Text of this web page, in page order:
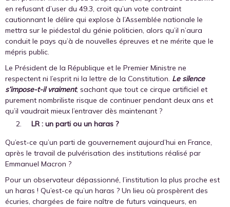
en refusant d’user du 49.3, croit qu’un vote contraint
cautionnant le délire qui explose à l’Assemblée nationale le
mettra sur le piédestal du génie politicien, alors qu’il n’aura
conduit le pays qu’à de nouvelles épreuves et ne mérite que le
mépris public.
Le Président de la République et le Premier Ministre ne
respectent ni l’esprit ni la lettre de la Constitution. Le silence
s’impose-t-il vraiment, sachant que tout ce cirque artificiel et
purement nombriliste risque de continuer pendant deux ans et
qu’il vaudrait mieux l’entraver dès maintenant ?
LR : un parti ou un haras ?
Qu’est-ce qu’un parti de gouvernement aujourd’hui en France,
après le travail de pulvérisation des institutions réalisé par
Emmanuel Macron ?
Pour un observateur dépassionné, l’institution la plus proche est
un haras ! Qu’est-ce qu’un haras ? Un lieu où prospèrent des
écuries, chargées de faire naître de futurs vainqueurs, en